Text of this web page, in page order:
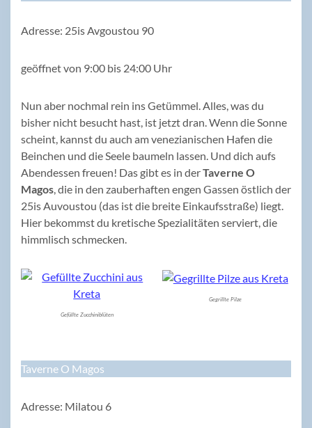
Adresse: 25is Avgoustou 90
geöffnet von 9:00 bis 24:00 Uhr
Nun aber nochmal rein ins Getümmel. Alles, was du
bisher nicht besucht hast, ist jetzt dran. Wenn die Sonne
scheint, kannst du auch am venezianischen Hafen die
Beinchen und die Seele baumeln lassen. Und dich aufs
Abendessen freuen! Das gibt es in derTaverne O
Magos, die in den zauberhaften engen Gassen östlich der
25is Auvoustou (das ist die breite Einkaufsstraße) liegt.
Hier bekommst du kretische Spezialitäten serviert, die
himmlisch schmecken.
Gefüllte Zucchiniblüten
Gegrillte Pilze
Taverne O Magos
Adresse: Milatou 6